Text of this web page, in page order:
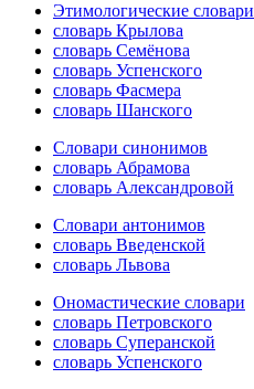
Этимологические словари
словарь Крылова
словарь Семёнова
словарь Успенского
словарь Фасмера
словарь Шанского
Словари синонимов
словарь Абрамова
словарь Александровой
Словари антонимов
словарь Введенской
словарь Львова
Ономастические словари
словарь Петровского
словарь Суперанской
словарь Успенского